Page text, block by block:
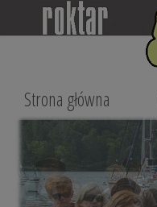
Strona główna